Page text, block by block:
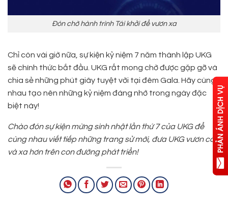
Đón chờ hành trình Tái khởi để vươn xa
Chỉ còn vài giờ nữa, sự kiện kỷ niệm 7 năm thành lập UKG
sẽ chính thức bắt đầu. UKG rất mong chờ được gặp gỡ và
chia sẻ những phút giây tuyệt vời tại đêm Gala. Hãy cùng
nhau tạo nên những kỷ niệm đáng nhớ trong ngày đặc
biệt này!
Chào đón sự kiện mừng sinh nhật lần thứ 7 của UKG để
cùng nhau viết tiếp những trang sử mới, đưa UKG vươn cao
và xa hơn trên con đường phát triển!